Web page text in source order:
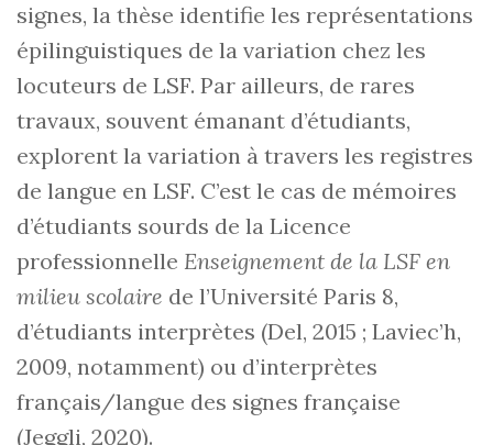
signes, la thèse identifie les représentations
épilinguistiques de la variation chez les
locuteurs de LSF. Par ailleurs, de rares
travaux, souvent émanant d’étudiants,
explorent la variation à travers les registres
de langue en LSF. C’est le cas de mémoires
d’étudiants sourds de la Licence
professionnelle Enseignement de la LSF en
milieu scolaire de l’Université Paris 8,
d’étudiants interprètes (Del, 2015 ; Laviec’h,
2009, notamment) ou d’interprètes
français/langue des signes française
(Jeggli, 2020).